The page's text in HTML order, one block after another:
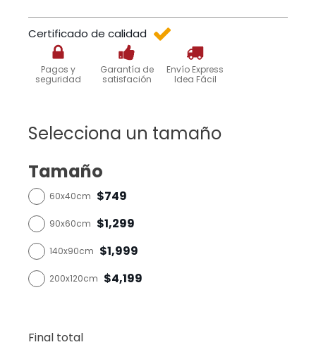
Certificado de calidad
Pagos y
seguridad
Garantía de
satisfación
Envío Express
Idea Fácil
Selecciona un tamaño
Tamaño
60x40cm $749
90x60cm $1,299
140x90cm $1,999
200x120cm $4,199
Final total